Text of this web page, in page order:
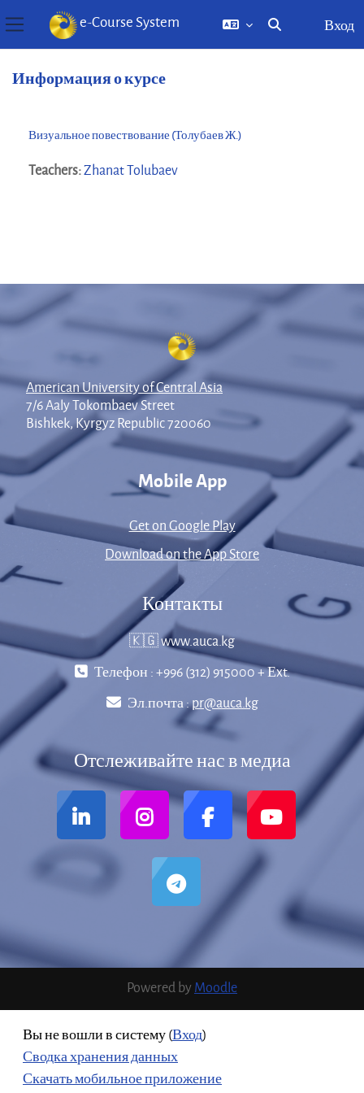
Боковая панель
e-Course System
Изменить
Вход
Информация о курсе
Визуальное повествование (Толубаев Ж.)
Teachers:Zhanat Tolubaev
American University of Central Asia
7/6 Aaly Tokombaev Street
Bishkek, Kyrgyz Republic 720060
Mobile App
Get on Google Play
Download on the App Store
Контакты
🇰🇬 www.auca.kg
Телефон : +996 (312) 915000 + Еxt.
Эл.почта :pr@auca.kg
Отслеживайте нас в медиа
Powered byMoodle
Вы не вошли в систему (Вход)
Сводка хранения данных
Скачать мобильное приложение